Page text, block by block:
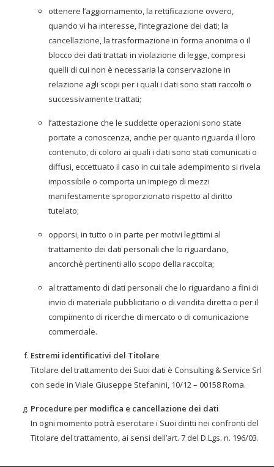
ottenere l’aggiornamento, la rettificazione ovvero,
quando vi ha interesse, l’integrazione dei dati; la
cancellazione, la trasformazione in forma anonima o il
blocco dei dati trattati in violazione di legge, compresi
quelli di cui non è necessaria la conservazione in
relazione agli scopi per i quali i dati sono stati raccolti o
successivamente trattati;
l’attestazione che le suddette operazioni sono state
portate a conoscenza, anche per quanto riguarda il loro
contenuto, di coloro ai quali i dati sono stati comunicati o
diffusi, eccettuato il caso in cui tale adempimento si rivela
impossibile o comporta un impiego di mezzi
manifestamente sproporzionato rispetto al diritto
tutelato;
opporsi, in tutto o in parte per motivi legittimi al
trattamento dei dati personali che lo riguardano,
ancorchè pertinenti allo scopo della raccolta;
al trattamento di dati personali che lo riguardano a fini di
invio di materiale pubblicitario o di vendita diretta o per il
compimento di ricerche di mercato o di comunicazione
commerciale.
Estremi identificativi del Titolare
Titolare del trattamento dei Suoi dati è Consulting & Service Srl
con sede in Viale Giuseppe Stefanini, 10/12 – 00158 Roma.
Procedure per modifica e cancellazione dei dati
In ogni momento potrà esercitare i Suoi diritti nei confronti del
Titolare del trattamento, ai sensi dell’art. 7 del D.Lgs. n. 196/03.